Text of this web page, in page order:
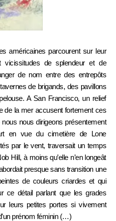
américaines parcourent sur leur
vicissitudes de splendeur et de
de nom entre des entrepôts
de brigands, des pavillons
A San Francisco, un relief
de la mer accusent fortement ces
nous dirigeons présentement
en vue du cimetière de Lone
par le vent, traversait un temps
Hill, à moins qu’elle n’en longeât
presque sans transition une
de couleurs criardes et qui
ce détail parlant que les grades
leurs petites portes si vivement
prénom féminin (…)